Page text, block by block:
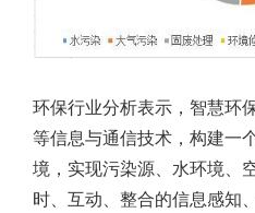
环保行业分析表示，智慧环
等信息与通信技术，构建一
境，实现污染源、水环境、
时、互动、整合的信息感知